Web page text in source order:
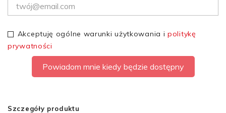
Akceptuję ogólne warunki użytkowania ipolitykę
prywatności
Powiadom mnie kiedy będzie dostępny
Szczegóły produktu